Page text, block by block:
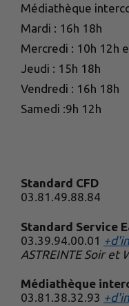
Médiathèque
Mardi : 16h 18h
Mercredi : 10h 12h
Jeudi : 15h 18h
Vendredi : 16h 18h
Samedi :9h 12h
Standard CFD
03.81.49.88.84
Standard Service
03.39.94.00.01
ASTREINTE Soir et
Médiathèque
03.81.38.32.93